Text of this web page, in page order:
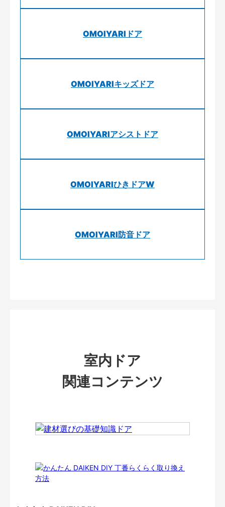
OMOIYARIドア
OMOIYARIキッズドア
OMOIYARIアシストドア
OMOIYARIひきドアW
OMOIYARI防音ドア
室内ドア
関連コンテンツ